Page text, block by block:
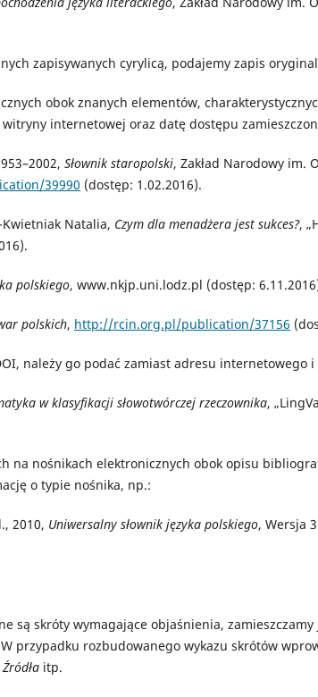
zapisywanych cyrylicą, podajemy zapis
obok znanych elementów,
internetowej oraz datę dostępu
Słownik staropolski, Zakład Narodowy im.
39990 (dostęp: 1.02.2016).
Natalia, Czym dla menadżera jest sukces?,
polskiego, www.nkjp.uni.lodz.pl (dostęp:
polskich, http://rcin.org.pl/publication/37156
należy go podać zamiast adresu internetowego
w klasyfikacji słowotwórczej rzeczownika,
na nośnikach elektronicznych obok opisu
o typie nośnika, np.:
2010, Uniwersalny słownik języka polskiego, Wersja
są skróty wymagające objaśnienia,
przypadku rozbudowanego wykazu skrótów
Źródła itp.